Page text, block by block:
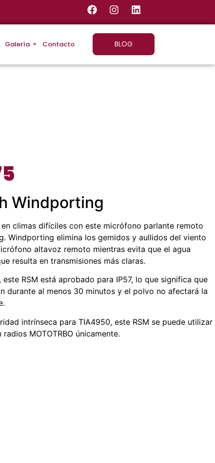
Galería Contacto BLOG
Windporting
climas difíciles con este micrófono parlante remoto
Windporting elimina los gemidos y aullidos del viento
altavoz remoto mientras evita que el agua
resulta en transmisiones más claras.
RSM está aprobado para IP57, lo que significa que
durante al menos 30 minutos y el polvo no afectará la
intrínseca para TIA4950, este RSM se puede utilizar
MOTOTRBO únicamente.